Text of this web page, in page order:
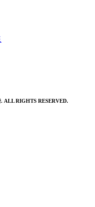
ALL RIGHTS RESERVED.